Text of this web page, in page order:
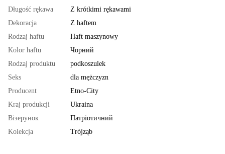
Długość rękawa
Z krótkimi rękawami
Dekoracja
Z haftem
Rodzaj haftu
Haft maszynowy
Kolor haftu
Чорний
Rodzaj produktu
podkoszulek
Seks
dla mężczyzn
Producent
Etno-City
Kraj produkcji
Ukraina
Візерунок
Патріотичний
Kolekcja
Trójząb